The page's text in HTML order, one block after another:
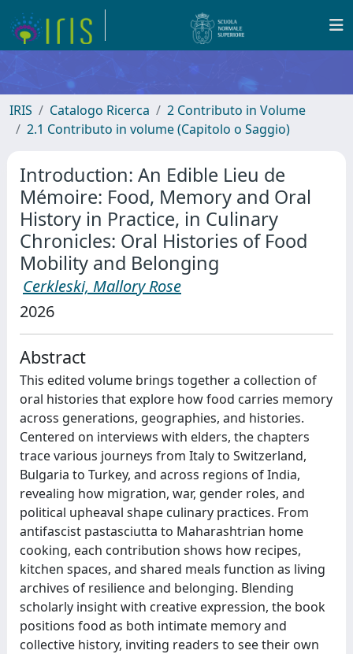
IRIS Catalogo Ricerca
2 Contributo in Volume
2.1 Contributo in volume (Capitolo o Saggio)
Introduction: An Edible Lieu de
Mémoire: Food, Memory and Oral
History in Practice, in Culinary
Chronicles: Oral Histories of Food
Mobility and Belonging
Cerkleski, Mallory Rose
2026
Abstract
This edited volume brings together a collection of
oral histories that explore how food carries memory
across generations, geographies, and histories.
Centered on interviews with elders, the chapters
trace various journeys from Italy to Switzerland,
Bulgaria to Turkey, and across regions of India,
revealing how migration, war, gender roles, and
political upheaval shape culinary practices. From
antifascist pastasciutta to Maharashtrian home
cooking, each contribution shows how recipes,
kitchen spaces, and shared meals function as living
archives of resilience and belonging. Blending
scholarly insight with creative expression, the book
positions food as both intimate memory and
collective history, inviting readers to see their own